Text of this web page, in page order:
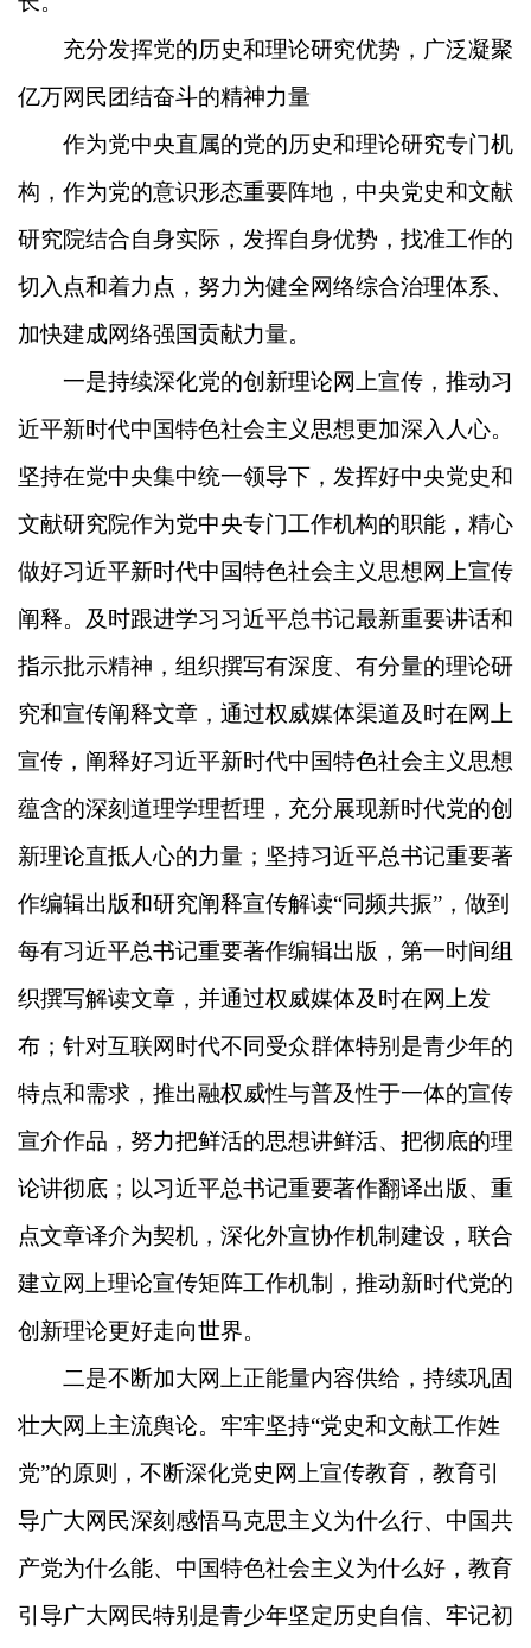
充分发挥党的历史和理论研究优势，广泛凝聚
亿万网民团结奋斗的精神力量
作为党中央直属的党的历史和理论研究专门机
构，作为党的意识形态重要阵地，中央党史和文献
研究院结合自身实际，发挥自身优势，找准工作的
切入点和着力点，努力为健全网络综合治理体系、
加快建成网络强国贡献力量。
一是持续深化党的创新理论网上宣传，推动习
近平新时代中国特色社会主义思想更加深入人心。
坚持在党中央集中统一领导下，发挥好中央党史和
文献研究院作为党中央专门工作机构的职能，精心
做好习近平新时代中国特色社会主义思想网上宣传
阐释。及时跟进学习习近平总书记最新重要讲话和
指示批示精神，组织撰写有深度、有分量的理论研
究和宣传阐释文章，通过权威媒体渠道及时在网上
宣传，阐释好习近平新时代中国特色社会主义思想
蕴含的深刻道理学理哲理，充分展现新时代党的创
新理论直抵人心的力量；坚持习近平总书记重要著
作编辑出版和研究阐释宣传解读“同频共振”，做到
每有习近平总书记重要著作编辑出版，第一时间组
织撰写解读文章，并通过权威媒体及时在网上发
布；针对互联网时代不同受众群体特别是青少年的
特点和需求，推出融权威性与普及性于一体的宣传
宣介作品，努力把鲜活的思想讲鲜活、把彻底的理
论讲彻底；以习近平总书记重要著作翻译出版、重
点文章译介为契机，深化外宣协作机制建设，联合
建立网上理论宣传矩阵工作机制，推动新时代党的
创新理论更好走向世界。
二是不断加大网上正能量内容供给，持续巩固
壮大网上主流舆论。牢牢坚持“党史和文献工作姓
党”的原则，不断深化党史网上宣传教育，教育引
导广大网民深刻感悟马克思主义为什么行、中国共
产党为什么能、中国特色社会主义为什么好，教育
引导广大网民特别是青少年坚定历史自信、牢记初